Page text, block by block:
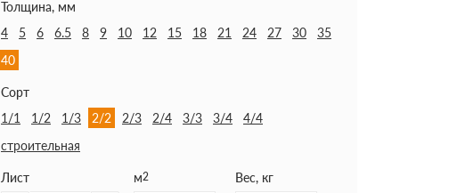
Толщина, мм
4
5 6 6.5 8 9 10 12 15 18 21 24 27 30
35
40
Сорт
1/1
1/2 1/3 2/2 2/3 2/4 3/3 3/4
4/4
строительная
Лист м2 Вес, кг